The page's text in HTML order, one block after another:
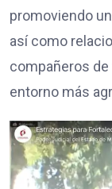
promoviendo
así como
compañeros
entorno más